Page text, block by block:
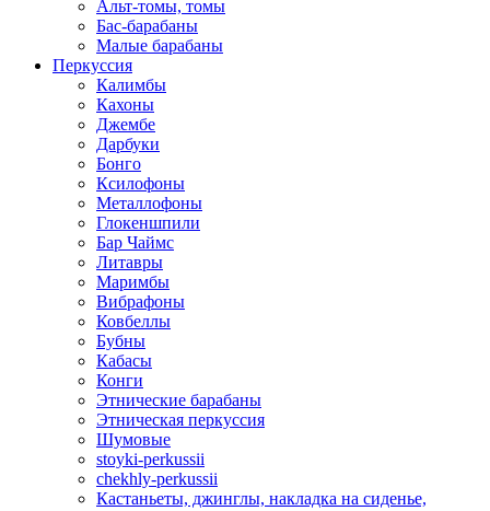
Альт-томы, томы
Бас-барабаны
Малые барабаны
Перкуссия
Калимбы
Кахоны
Джембе
Дарбуки
Бонго
Ксилофоны
Металлофоны
Глокеншпили
Бар Чаймс
Литавры
Маримбы
Вибрафоны
Ковбеллы
Бубны
Кабасы
Конги
Этнические барабаны
Этническая перкуссия
Шумовые
stoyki-perkussii
chekhly-perkussii
Кастаньеты, джинглы, накладка на сиденье,